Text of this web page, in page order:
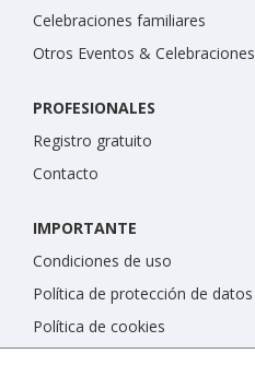
Celebraciones familiares
Otros Eventos & Celebraciones
PROFESIONALES
Registro gratuito
Contacto
IMPORTANTE
Condiciones de uso
Política de protección de datos
Política de cookies